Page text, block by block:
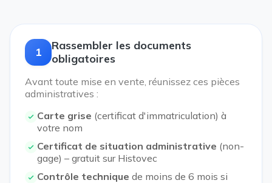
1
Rassembler les documents
obligatoires
Avant toute mise en vente, réunissez ces pièces
administratives :
Carte grise (certificat d'immatriculation) à
votre nom
Certificat de situation administrative (non-
gage) – gratuit sur Histovec
Contrôle technique de moins de 6 mois si